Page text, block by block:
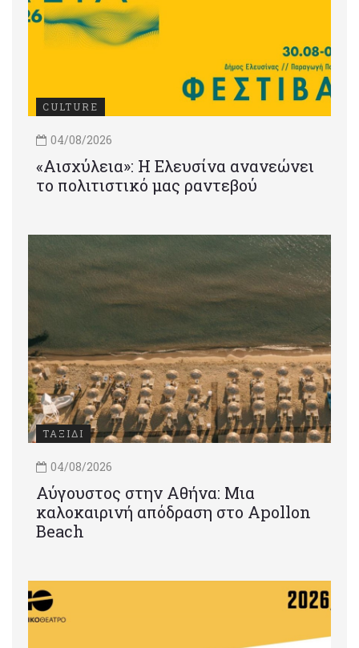
CULTURE
04/08/2026
«Αισχύλεια»: Η Ελευσίνα ανανεώνει
το πολιτιστικό μας ραντεβού
ΤΑΞΙΔΙ
04/08/2026
Αύγουστος στην Αθήνα: Μια
καλοκαιρινή απόδραση στο Apollon
Beach